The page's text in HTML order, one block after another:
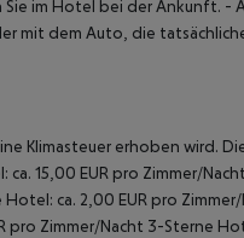
Sie im Hotel bei der Ankunft. -
mit dem Auto, die
Klimasteuer erhoben wird.
ca. 15,00 EUR pro Zimmer/Nacht
Hotel: ca. 2,00 EUR pro
pro Zimmer/Nacht 3-Sterne